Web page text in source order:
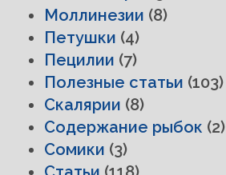
Моллинезии (8)
Петушки (4)
Пецилии (7)
Полезные статьи (103)
Скалярии (8)
Содержание рыбок (2)
Сомики (3)